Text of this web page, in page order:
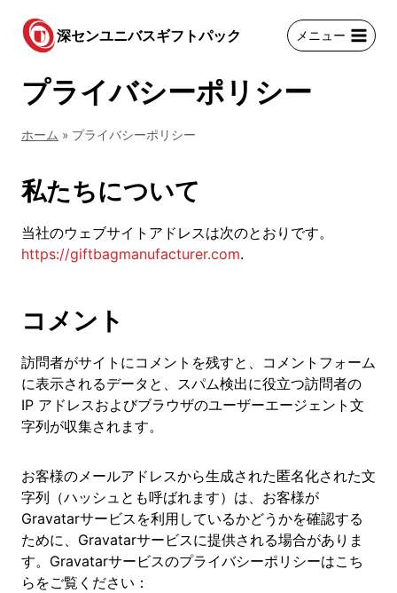
深センユニバスギフトパック メニュー
プライバシーポリシー
ホーム » プライバシーポリシー
私たちについて
当社のウェブサイトアドレスは次のとおりです。
https://giftbagmanufacturer.com.
コメント
訪問者がサイトにコメントを残すと、コメントフォーム
に表示されるデータと、スパム検出に役立つ訪問者の
IP アドレスおよびブラウザのユーザーエージェント文
字列が収集されます。
お客様のメールアドレスから生成された匿名化された文
字列（ハッシュとも呼ばれます）は、お客様が
Gravatarサービスを利用しているかどうかを確認する
ために、Gravatarサービスに提供される場合がありま
す。Gravatarサービスのプライバシーポリシーはこち
らをご覧ください：